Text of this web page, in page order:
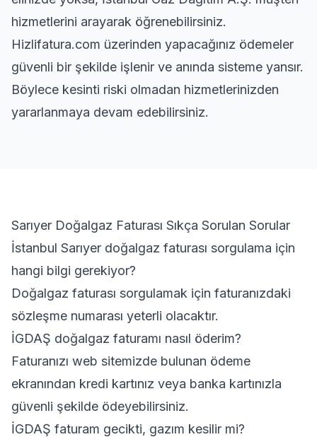
hizmetlerini arayarak öğrenebilirsiniz.
Hizlifatura.com üzerinden yapacağınız ödemeler
güvenli bir şekilde işlenir ve anında sisteme yansır.
Böylece kesinti riski olmadan hizmetlerinizden
yararlanmaya devam edebilirsiniz.
Sarıyer Doğalgaz Faturası Sıkça Sorulan Sorular
İstanbul Sarıyer doğalgaz faturası sorgulama için
hangi bilgi gerekiyor?
Doğalgaz faturası sorgulamak için faturanızdaki
sözleşme numarası yeterli olacaktır.
İGDAŞ doğalgaz faturamı nasıl öderim?
Faturanızı web sitemizde bulunan ödeme
ekranından kredi kartınız veya banka kartınızla
güvenli şekilde ödeyebilirsiniz.
İGDAŞ faturam gecikti, gazım kesilir mi?